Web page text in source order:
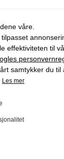
våre.
effektiviteten til
samtykker du til
Les mer